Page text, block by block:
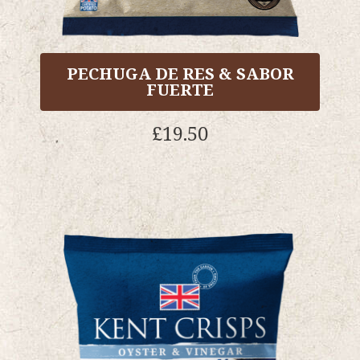
PECHUGA DE RES & SABOR
FUERTE
£19.50
Este
producto
múltiples
variantes..
opciones
se
pueden